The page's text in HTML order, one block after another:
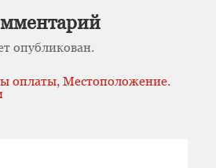
опубликован.
оплаты, Местоположение.